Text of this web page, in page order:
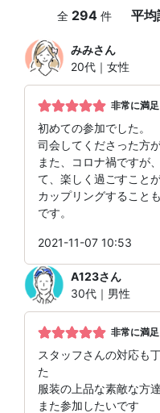
全 294 件 平均
みみさん
20代｜女性
非常に満足
初めての参加でした。
司会してくださった方
また、コロナ禍ですが
て、楽しく過ごすこと
カップリングすること
です。
2021-11-07 10:53
A123さん
30代｜男性
非常に満足
スタッフさんの対応も
た
服装の上品な素敵な方
また参加したいです